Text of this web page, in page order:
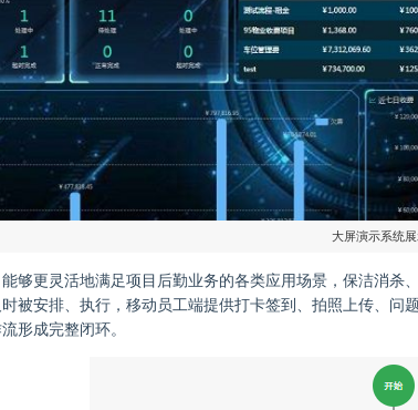
大屏演示系统
够更灵活地满足项目后勤业务的各类应用场景，保洁消
被安排、执行，移动员工端提供打卡签到、拍照上传、
形成完整闭环。